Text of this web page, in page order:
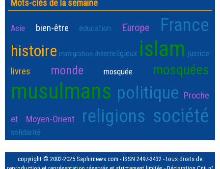
Mots-clés de la semaine
Asie bien-être éducation Europe France
histoire immigration interreligieux islam justice
livres monde mosquée mosquées
musulmans politique Proche
et Moyen-Orient religions société
solidarité
copyright © 2002-2025 Saphirnews.com - ISSN 2497-3432 - tous droits de